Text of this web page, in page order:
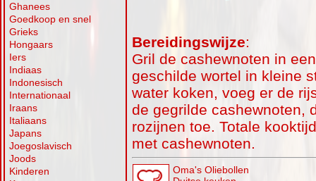
Ghanees
Goedkoop en snel
Grieks
Hongaars
Iers
Indiaas
Indonesisch
Internationaal
Iraans
Italiaans
Japans
Joegoslavisch
Joods
Kinderen
Bereidingswijze:
Gril de cashewnoten in
geschilde wortel in kleine
water koken, voeg er de
de gegrilde cashewnoten,
rozijnen toe. Totale
met cashewnoten.
Oma's Oliebollen